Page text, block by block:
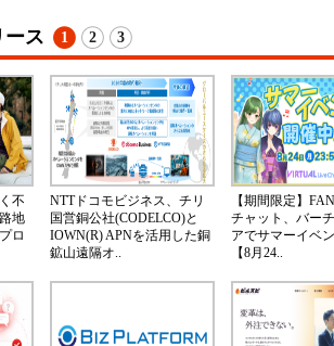
ース 1 2 3
不
地
ロ
NTTドコモビジネス、チリ
国営銅公社(CODELCO)と
IOWN(R) APNを活用した銅
鉱山遠隔オ..
【期間限定】
チャット、バー
アでサマーイベ
【8月24..